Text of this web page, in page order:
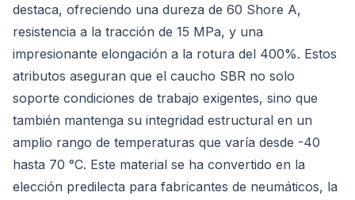
destaca, ofreciendo una dureza de 60 Shore A,
resistencia a la tracción de 15 MPa, y una
impresionante elongación a la rotura del 400%. Estos
atributos aseguran que el caucho SBR no solo
soporte condiciones de trabajo exigentes, sino que
también mantenga su integridad estructural en un
amplio rango de temperaturas que varía desde -40
hasta 70 °C. Este material se ha convertido en la
elección predilecta para fabricantes de neumáticos, la